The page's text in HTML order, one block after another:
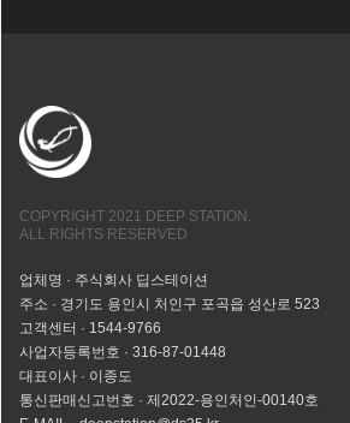
COPYRIGHT 2021 DEEP STATION.
ALL RIGHTS RESERVED
업체명 · 주식회사 딥스테이션
주소 · 경기도 용인시 처인구 포곡읍 성산로 523
고객센터 · 1544-9766
사업자등록번호 · 316-87-01448
대표이사 · 이종도
통신판매신고번호 · 제2022-용인처인-00140호